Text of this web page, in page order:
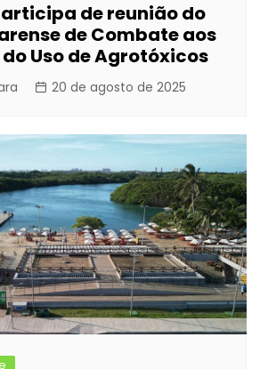
de reunião do
de Combate aos
Uso de Agrotóxicos
20 de agosto de 2025